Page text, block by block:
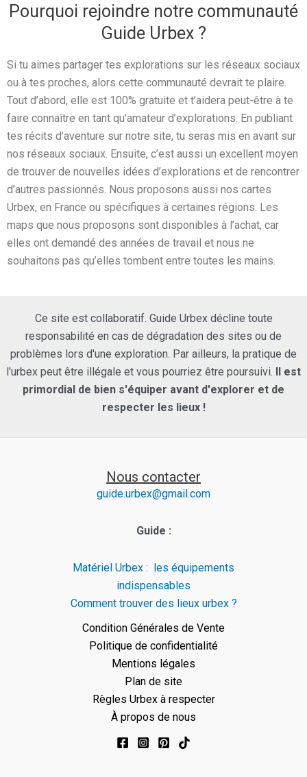
Pourquoi rejoindre notre communauté
Guide Urbex ?
Si tu aimes partager tes explorations sur les réseaux sociaux
ou à tes proches, alors cette communauté devrait te plaire.
Tout d’abord, elle est 100% gratuite et t’aidera peut-être à te
faire connaître en tant qu’amateur d’explorations. En publiant
tes récits d’aventure sur notre site, tu seras mis en avant sur
nos réseaux sociaux. Ensuite, c’est aussi un excellent moyen
de trouver de nouvelles idées d’explorations et de rencontrer
d’autres passionnés. Nous proposons aussi nos cartes
Urbex, en France ou spécifiques à certaines régions. Les
maps que nous proposons sont disponibles à l’achat, car
elles ont demandé des années de travail et nous ne
souhaitons pas qu’elles tombent entre toutes les mains.
Ce site est collaboratif. Guide Urbex décline toute
responsabilité en cas de dégradation des sites ou de
problèmes lors d'une exploration. Par ailleurs, la pratique de
l'urbex peut être illégale et vous pourriez être poursuivi. Il est
primordial de bien s'équiper avant d'explorer et de
respecter les lieux !
Nous contacter
guide.urbex@gmail.com
Guide :
Matériel Urbex : les équipements
indispensables
Comment trouver des lieux urbex ?
Condition Générales de Vente
Politique de confidentialité
Mentions légales
Plan de site
Règles Urbex à respecter
À propos de nous